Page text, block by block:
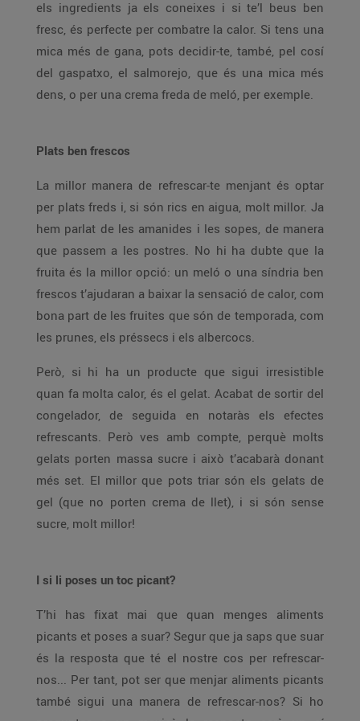
els ingredients ja els coneixes i si te’l beus ben
fresc, és perfecte per combatre la calor. Si tens una
mica més de gana, pots decidir-te, també, pel cosí
del gaspatxo, el salmorejo, que és una mica més
dens, o per una crema freda de meló, per exemple.
Plats ben frescos
La millor manera de refrescar-te menjant és optar
per plats freds i, si són rics en aigua, molt millor. Ja
hem parlat de les amanides i les sopes, de manera
que passem a les postres. No hi ha dubte que la
fruita és la millor opció: un meló o una síndria ben
frescos t’ajudaran a baixar la sensació de calor, com
bona part de les fruites que són de temporada, com
les prunes, els préssecs i els albercocs.
Però, si hi ha un producte que sigui irresistible
quan fa molta calor, és el gelat. Acabat de sortir del
congelador, de seguida en notaràs els efectes
refrescants. Però ves amb compte, perquè molts
gelats porten massa sucre i això t’acabarà donant
més set. El millor que pots triar són els gelats de
gel (que no porten crema de llet), i si són sense
sucre, molt millor!
I si li poses un toc picant?
T’hi has fixat mai que quan menges aliments
picants et poses a suar? Segur que ja saps que suar
és la resposta que té el nostre cos per refrescar-
nos... Per tant, pot ser que menjar aliments picants
també sigui una manera de refrescar-nos? Si ho